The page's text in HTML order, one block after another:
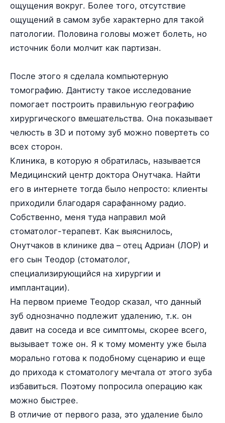
ощущения вокруг. Более того, отсутствие
ощущений в самом зубе характерно для такой
патологии. Половина головы может болеть, но
источник боли молчит как партизан.
После этого я сделала компьютерную
томографию. Дантисту такое исследование
помогает построить правильную географию
хирургического вмешательства. Она показывает
челюсть в 3D и потому зуб можно повертеть со
всех сторон.
Клиника, в которую я обратилась, называется
Медицинский центр доктора Онутчака. Найти
его в интернете тогда было непросто: клиенты
приходили благодаря сарафанному радио.
Собственно, меня туда направил мой
стоматолог-терапевт. Как выяснилось,
Онутчаков в клинике два – отец Адриан (ЛОР) и
его сын Теодор (стоматолог,
специализирующийся на хирургии и
имплантации).
На первом приеме Теодор сказал, что данный
зуб однозначно подлежит удалению, т.к. он
давит на соседа и все симптомы, скорее всего,
вызывает тоже он. Я к тому моменту уже была
морально готова к подобному сценарию и еще
до прихода к стоматологу мечтала от этого зуба
избавиться. Поэтому попросила операцию как
можно быстрее.
В отличие от первого раза, это удаление было